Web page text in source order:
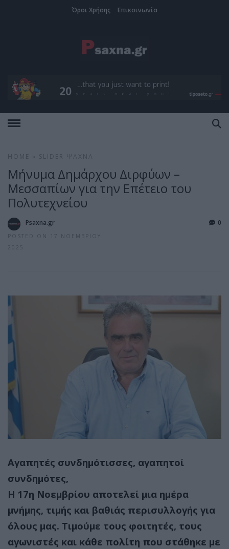
Όροι Χρήσης Επικοινωνία
HOME SLIDER ΨΑΧΝΆ
Μήνυμα Δημάρχου Διρφύων –
Μεσσαπίων για την Επέτειο του
Πολυτεχνείου
Psaxna.gr
POSTED ON 17 ΝΟΕΜΒΡΊΟΥ
2025
0
Αγαπητές συνδημότισσες, αγαπητοί
συνδημότες,
Η 17η Νοεμβρίου αποτελεί μια ημέρα
μνήμης, τιμής και βαθιάς περισυλλογής για
όλους μας. Τιμούμε τους φοιτητές, τους
αγωνιστές και κάθε πολίτη που στάθηκε με